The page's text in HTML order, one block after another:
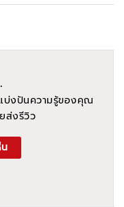
บ่งปันความรู้ของคุณ
ส่งรีวิว